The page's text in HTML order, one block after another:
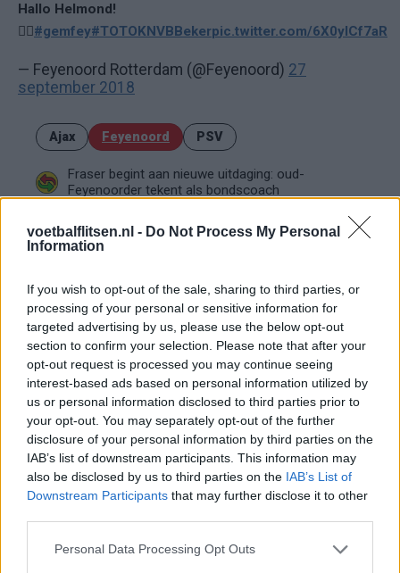
voetbalflitsen.nl - Do Not Process My Personal
Information
If you wish to opt-out of the sale, sharing to third parties, or
processing of your personal or sensitive information for
targeted advertising by us, please use the below opt-out
section to confirm your selection. Please note that after your
opt-out request is processed you may continue seeing
interest-based ads based on personal information utilized by
us or personal information disclosed to third parties prior to
your opt-out. You may separately opt-out of the further
disclosure of your personal information by third parties on the
IAB’s list of downstream participants. This information may
also be disclosed by us to third parties on the IAB’s List of
Downstream Participants that may further disclose it to other
Personal Data Processing Opt Outs
Hallo Helmond!
🙋‍♂️#gemfey#TOTOKNVBBekerpic.twitter.com/6X0yICf7aR
— Feyenoord Rotterdam (@Feyenoord) 27
september 2018
Ajax Feyenoord PSV
Fraser begint aan nieuwe uitdaging: oud-
Feyenoorder tekent als bondscoach
Kan Givairo Read de duurste verdediger ooit van
Feyenoord worden? Deze records liggen binnen
Van Bronckhorst voert druk op: Feyenoord wil op
deze twee posities nog versterken
Feyenoord incasseert miljoenen: transfer Leo
Sauer naar Stuttgart bijna rond
Feyenoord zet deur open voor miljoenen: Ueda
en Hadj Moussa mogen vertrekken
Feyenoord sluit voorbereiding bijna af: dit staat
er nog op het programma
Shaqueel van Persie ontkracht geruchten over